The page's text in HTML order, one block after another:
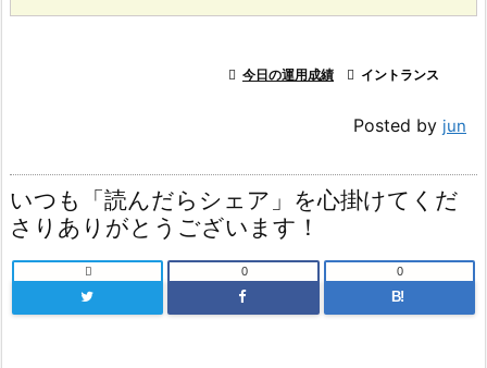
 今日の運用成績  イントランス
Posted by jun
いつも「読んだらシェア」を心掛けてくだ
さりありがとうございます！
 0
B!
0